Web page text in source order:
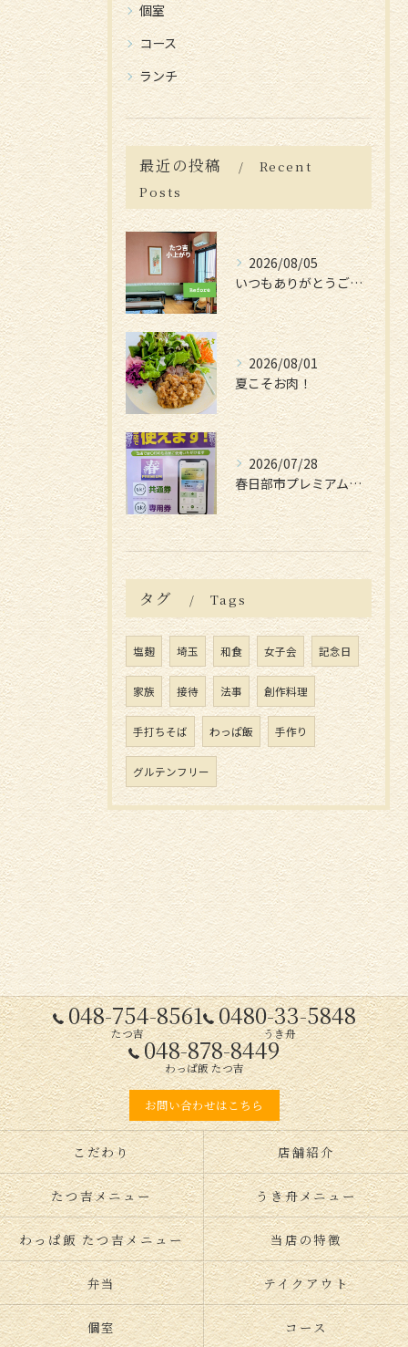
個室
コース
ランチ
最近の投稿
Recent
Posts
2026/08/05
いつもありがとうございます😊
2026/08/01
夏こそお肉！
2026/07/28
春日部市プレミアム付電子商品券📱
タグ Tags
塩麹 埼玉 和食 女子会 記念日
家族 接待 法事 創作料理
手打ちそば わっぱ飯 手作り
グルテンフリー
048-754-8561
たつ吉
0480-33-5848
うき舟
048-878-8449
わっぱ飯 たつ吉
お問い合わせはこちら
こだわり 店舗紹介
たつ吉メニュー うき舟メニュー
わっぱ飯 たつ吉メニュー 当店の特徴
弁当 テイクアウト
個室 コース